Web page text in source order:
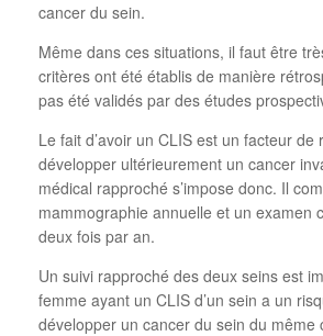
cancer du sein.
Même dans ces situations, il faut être
critères ont été établis de manière
pas été validés par des études
Le fait d’avoir un CLIS est un facteur de
développer ultérieurement un cancer
médical rapproché s’impose donc. Il
mammographie annuelle et un examen
deux fois par an.
Un suivi rapproché des deux seins est
femme ayant un CLIS d’un sein a un
développer un cancer du sein du même